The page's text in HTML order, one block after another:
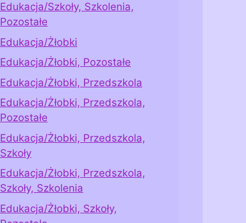
Edukacja/Szkoły, Szkolenia,
Pozostałe
Edukacja/Żłobki
Edukacja/Żłobki, Pozostałe
Edukacja/Żłobki, Przedszkola
Edukacja/Żłobki, Przedszkola,
Pozostałe
Edukacja/Żłobki, Przedszkola,
Szkoły
Edukacja/Żłobki, Przedszkola,
Szkoły, Szkolenia
Edukacja/Żłobki, Szkoły,